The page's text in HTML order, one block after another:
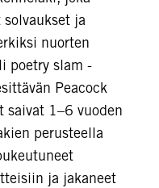
ja
nuorten
poetry slam -
Peacock
saivat 1–6 vuoden
perusteella
ja jakaneet